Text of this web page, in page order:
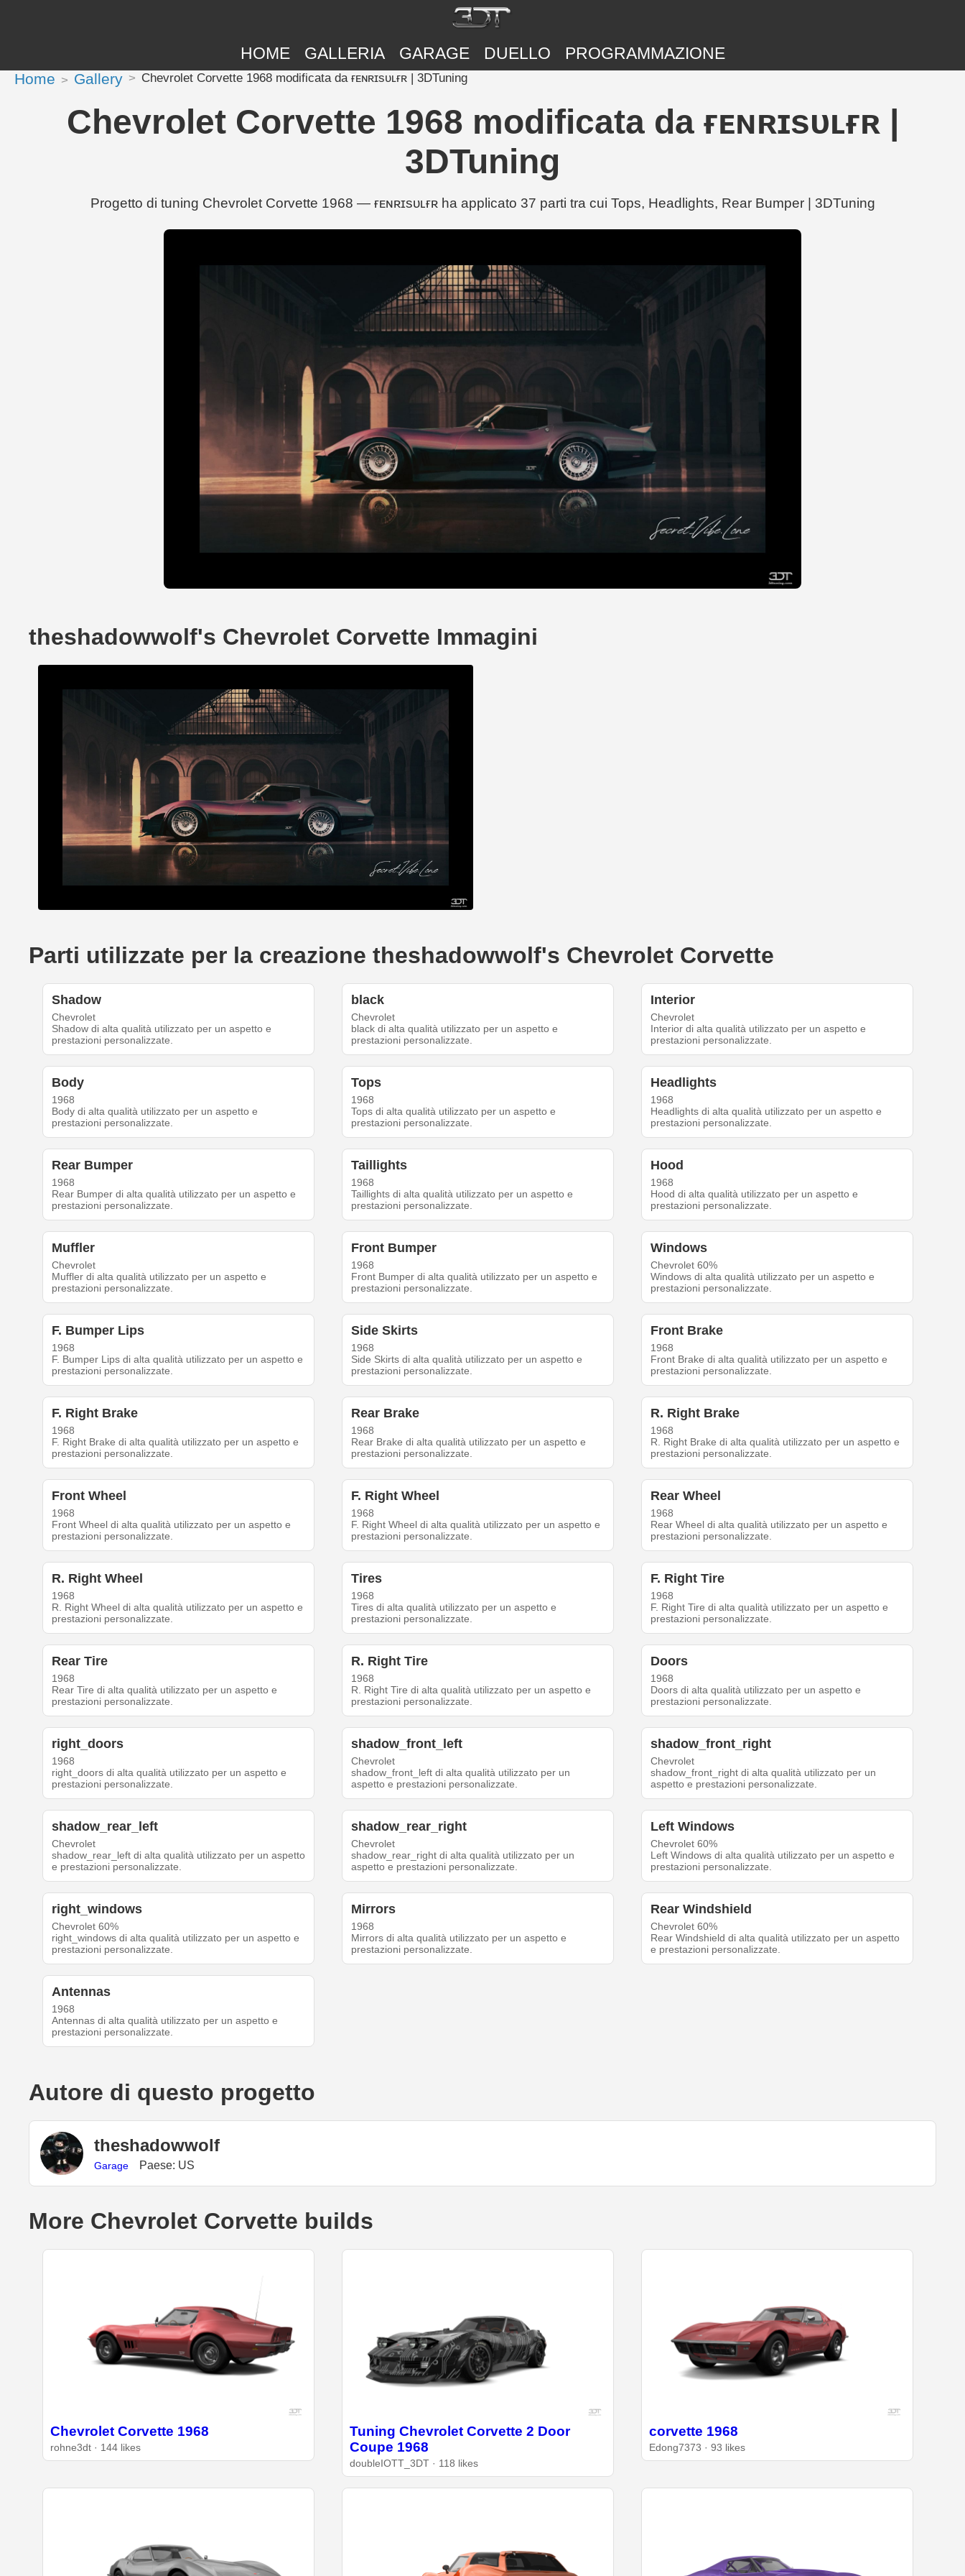
HOME GALLERIA GARAGE DUELLO PROGRAMMAZIONE
Home Gallery Chevrolet Corvette 1968 modificata da ғᴇɴʀɪsᴜʟғʀ | 3DTuning
Chevrolet Corvette 1968 modificata da ғᴇɴʀɪsᴜʟғʀ |
3DTuning
Progetto di tuning Chevrolet Corvette 1968 — ғᴇɴʀɪsᴜʟғʀ ha applicato 37 parti tra cui Tops, Headlights, Rear Bumper | 3DTuning
theshadowwolf's Chevrolet Corvette Immagini
Parti utilizzate per la creazione theshadowwolf's Chevrolet Corvette
Shadow
Chevrolet
Shadow di alta qualità utilizzato per un aspetto e
prestazioni personalizzate.
black
Chevrolet
black di alta qualità utilizzato per un aspetto e
prestazioni personalizzate.
Interior
Chevrolet
Interior di alta qualità utilizzato per un aspetto e
prestazioni personalizzate.
Body
1968
Body di alta qualità utilizzato per un aspetto e
prestazioni personalizzate.
Tops
1968
Tops di alta qualità utilizzato per un aspetto e
prestazioni personalizzate.
Headlights
1968
Headlights di alta qualità utilizzato per un aspetto e
prestazioni personalizzate.
Rear Bumper
1968
Rear Bumper di alta qualità utilizzato per un aspetto e
prestazioni personalizzate.
Taillights
1968
Taillights di alta qualità utilizzato per un aspetto e
prestazioni personalizzate.
Hood
1968
Hood di alta qualità utilizzato per un aspetto e
prestazioni personalizzate.
Muffler
Chevrolet
Muffler di alta qualità utilizzato per un aspetto e
prestazioni personalizzate.
Front Bumper
1968
Front Bumper di alta qualità utilizzato per un aspetto e
prestazioni personalizzate.
Windows
Chevrolet 60%
Windows di alta qualità utilizzato per un aspetto e
prestazioni personalizzate.
F. Bumper Lips
1968
F. Bumper Lips di alta qualità utilizzato per un aspetto e
prestazioni personalizzate.
Side Skirts
1968
Side Skirts di alta qualità utilizzato per un aspetto e
prestazioni personalizzate.
Front Brake
1968
Front Brake di alta qualità utilizzato per un aspetto e
prestazioni personalizzate.
F. Right Brake
1968
F. Right Brake di alta qualità utilizzato per un aspetto e
prestazioni personalizzate.
Rear Brake
1968
Rear Brake di alta qualità utilizzato per un aspetto e
prestazioni personalizzate.
R. Right Brake
1968
R. Right Brake di alta qualità utilizzato per un aspetto e
prestazioni personalizzate.
Front Wheel
1968
Front Wheel di alta qualità utilizzato per un aspetto e
prestazioni personalizzate.
F. Right Wheel
1968
F. Right Wheel di alta qualità utilizzato per un aspetto e
prestazioni personalizzate.
Rear Wheel
1968
Rear Wheel di alta qualità utilizzato per un aspetto e
prestazioni personalizzate.
R. Right Wheel
1968
R. Right Wheel di alta qualità utilizzato per un aspetto e
prestazioni personalizzate.
Tires
1968
Tires di alta qualità utilizzato per un aspetto e
prestazioni personalizzate.
F. Right Tire
1968
F. Right Tire di alta qualità utilizzato per un aspetto e
prestazioni personalizzate.
Rear Tire
1968
Rear Tire di alta qualità utilizzato per un aspetto e
prestazioni personalizzate.
R. Right Tire
1968
R. Right Tire di alta qualità utilizzato per un aspetto e
prestazioni personalizzate.
Doors
1968
Doors di alta qualità utilizzato per un aspetto e
prestazioni personalizzate.
right_doors
1968
right_doors di alta qualità utilizzato per un aspetto e
prestazioni personalizzate.
shadow_front_left
Chevrolet
shadow_front_left di alta qualità utilizzato per un
aspetto e prestazioni personalizzate.
shadow_front_right
Chevrolet
shadow_front_right di alta qualità utilizzato per un
aspetto e prestazioni personalizzate.
shadow_rear_left
Chevrolet
shadow_rear_left di alta qualità utilizzato per un aspetto
e prestazioni personalizzate.
shadow_rear_right
Chevrolet
shadow_rear_right di alta qualità utilizzato per un
aspetto e prestazioni personalizzate.
Left Windows
Chevrolet 60%
Left Windows di alta qualità utilizzato per un aspetto e
prestazioni personalizzate.
right_windows
Chevrolet 60%
right_windows di alta qualità utilizzato per un aspetto e
prestazioni personalizzate.
Mirrors
1968
Mirrors di alta qualità utilizzato per un aspetto e
prestazioni personalizzate.
Rear Windshield
Chevrolet 60%
Rear Windshield di alta qualità utilizzato per un aspetto
e prestazioni personalizzate.
Antennas
1968
Antennas di alta qualità utilizzato per un aspetto e
prestazioni personalizzate.
Autore di questo progetto
theshadowwolf
Garage Paese: US
More Chevrolet Corvette builds
Chevrolet Corvette 1968
rohne3dt · 144 likes
Tuning Chevrolet Corvette 2 Door
Coupe 1968
doubleIOTT_3DT · 118 likes
corvette 1968
Edong7373 · 93 likes